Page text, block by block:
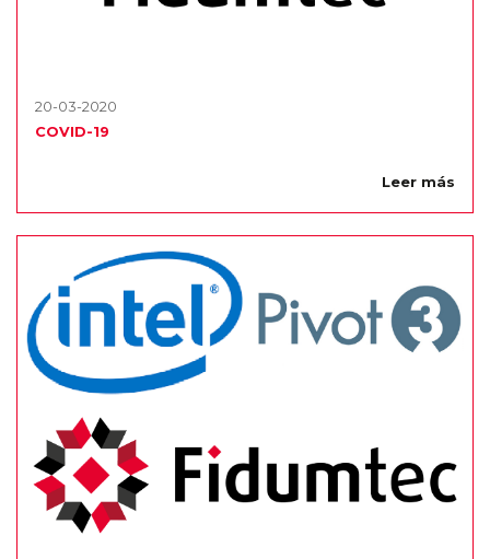
20-03-2020
COVID-19
Leer más